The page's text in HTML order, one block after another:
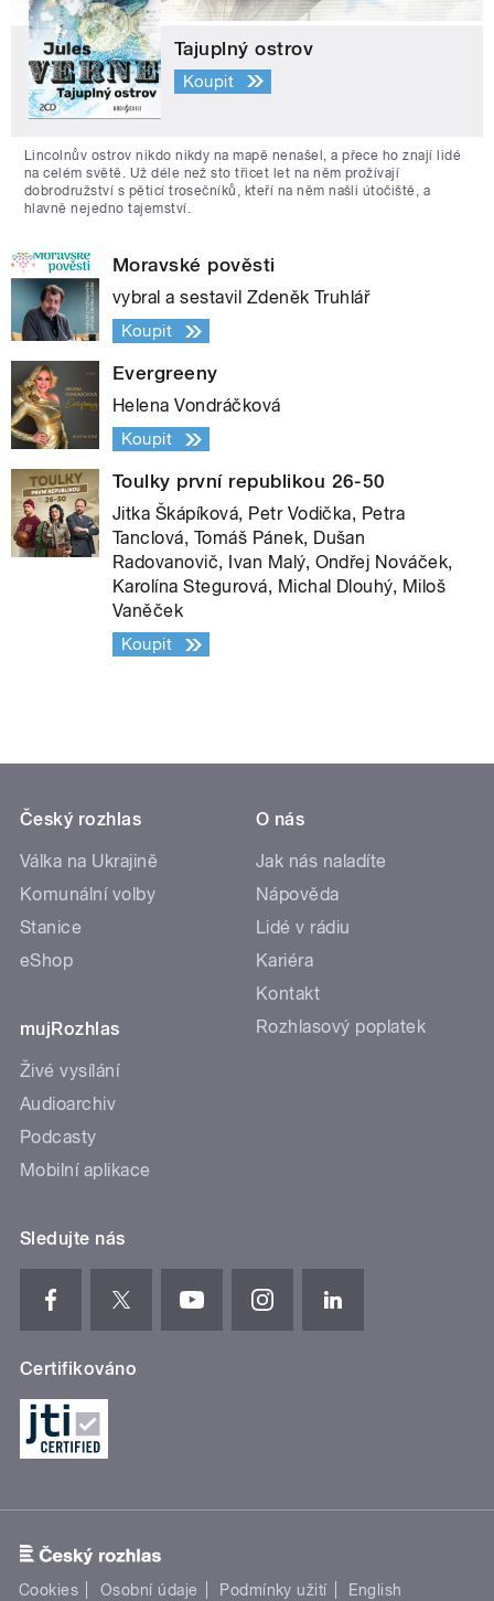
Tajuplný ostrov
Koupit
Lincolnův ostrov nikdo nikdy na mapě nenašel, a přece ho znají lidé
na celém světě. Už déle než sto třicet let na něm prožívají
dobrodružství s pěticí trosečníků, kteří na něm našli útočiště, a
hlavně nejedno tajemství.
Moravské pověsti
vybral a sestavil Zdeněk Truhlář
Koupit
Evergreeny
Helena Vondráčková
Koupit
Toulky první republikou 26-50
Jitka Škápíková, Petr Vodička, Petra
Tanclová, Tomáš Pánek, Dušan
Radovanovič, Ivan Malý, Ondřej Nováček,
Karolína Stegurová, Michal Dlouhý, Miloš
Vaněček
Koupit
Český rozhlas
Válka na Ukrajině
Komunální volby
Stanice
eShop
mujRozhlas
Živé vysílání
Audioarchiv
Podcasty
Mobilní aplikace
O nás
Jak nás naladíte
Nápověda
Lidé v rádiu
Kariéra
Kontakt
Rozhlasový poplatek
Sledujte nás
Certifikováno
Cookies Osobní údaje Podmínky užití English